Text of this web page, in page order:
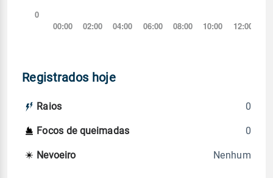
Registrados hoje
Raios 0
Focos de queimadas 0
Nevoeiro Nenhum